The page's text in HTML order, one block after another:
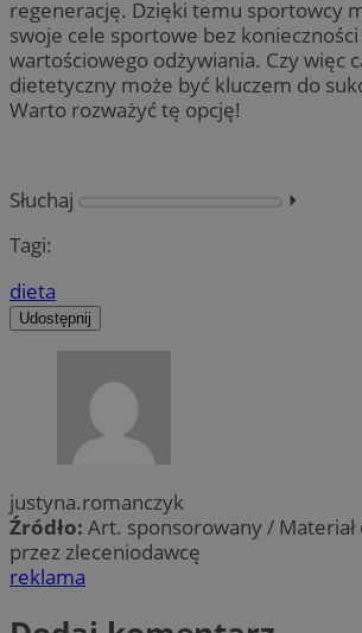
regenerację. Dzięki temu sportowcy
swoje cele sportowe bez
wartościowego odżywiania. Czy więc
dietetyczny może być kluczem do
Warto rozważyć tę opcję!
Słuchaj
⏵︎
Tagi:
dieta
Udostępnij
justyna.romanczyk
Źródło: Art. sponsorowany /
przez zleceniodawcę
reklama